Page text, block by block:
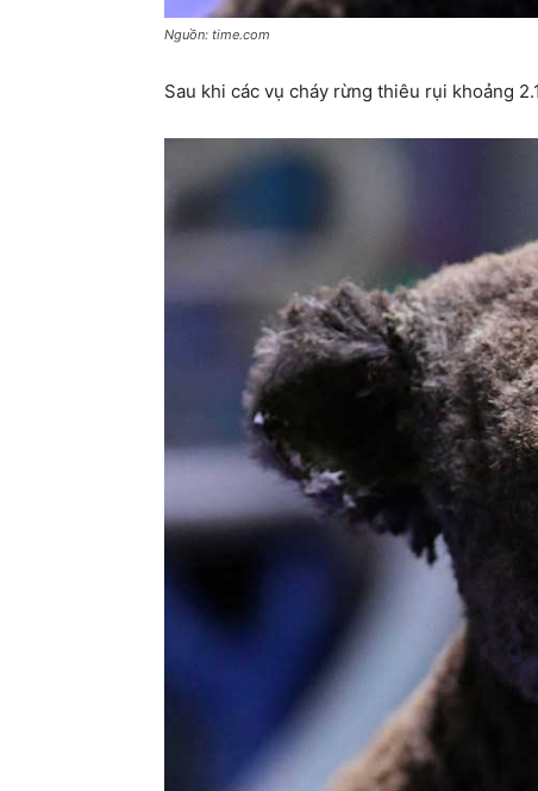
Nguồn: time.com
Sau khi các vụ cháy rừng thiêu rụi khoảng